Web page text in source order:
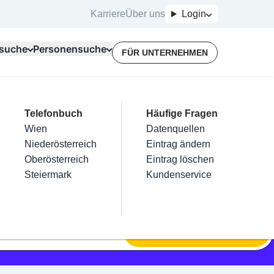
KarriereÜber uns Login
Kategorien
Friseur
Nägel
Haarentfernung
Make-Up
Für Unternehmer
Terminbuchung
Kostenlose Beratung
Top Branchen
Elektriker
Installateure
Maler & Lackierer
Branchen A-Z
Mein Firmeneintrag
Eintrag hinzufügen
Eintrag beanspruchen
Eintrag verwalten
Eintrag bewerben
Personensuche
Telefonbuch
Wien
Niederösterreich
Oberösterreich
Steiermark
Häufige Fragen
Datenquellen
Eintrag ändern
Eintrag löschen
Kundenservice
FÜR UNTERNEHMEN